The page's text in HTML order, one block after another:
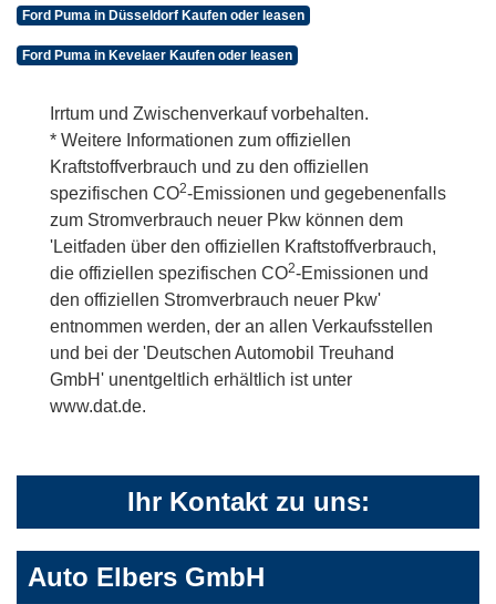
Ford Puma in Düsseldorf Kaufen oder leasen
Ford Puma in Kevelaer Kaufen oder leasen
Irrtum und Zwischenverkauf vorbehalten.
* Weitere Informationen zum offiziellen
Kraftstoffverbrauch und zu den offiziellen
spezifischen CO2-Emissionen und gegebenenfalls
zum Stromverbrauch neuer Pkw können dem
'Leitfaden über den offiziellen Kraftstoffverbrauch,
die offiziellen spezifischen CO2-Emissionen und
den offiziellen Stromverbrauch neuer Pkw'
entnommen werden, der an allen Verkaufsstellen
und bei der 'Deutschen Automobil Treuhand
GmbH' unentgeltlich erhältlich ist unter
www.dat.de.
Ihr Kontakt zu uns:
Auto Elbers GmbH